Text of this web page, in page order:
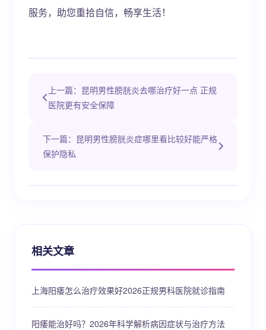
服务，助您重拾自信，畅享生活！
上一篇：昆明男性膀胱炎去哪治疗好一点 正规
医院更有安全保障
下一篇：昆明男性膀胱炎症哪里看比较好能严格
保护隐私
相关文章
上海阳痿怎么治疗效果好2026正规男科医院就诊指南
阳痿能治好吗？2026年科学解析病因症状与治疗方法